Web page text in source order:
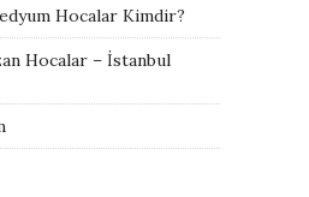
Hocalar Kimdir?
Hocalar – İstanbul